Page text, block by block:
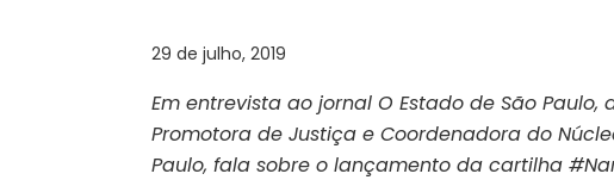
29 de julho, 2019
Em entrevista ao jornal O Estado de São Paulo,
Promotora de Justiça e Coordenadora do
Paulo, fala sobre o lançamento da cartilha